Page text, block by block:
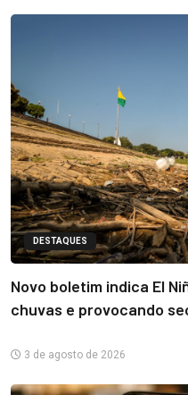
DESTAQUES
Novo boletim indica El
chuvas e provocando
3 de agosto de 2026